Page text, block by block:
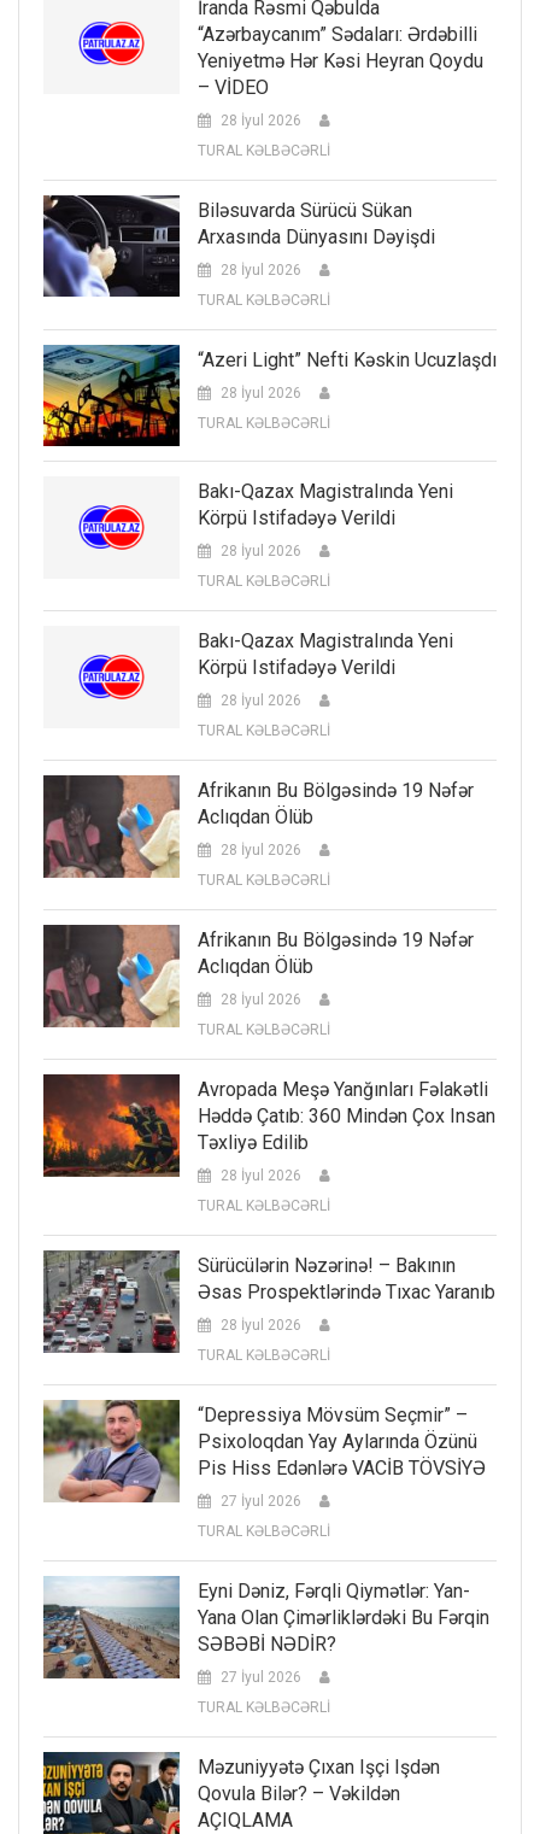
İranda Rəsmi Qəbulda
“Azərbaycanım” Sədaları: Ərdəbilli
Yeniyetmə Hər Kəsi Heyran Qoydu
– VİDEO
28 İyul 2026
TURAL KƏLBƏCƏRLİ
Biləsuvarda Sürücü Sükan
Arxasında Dünyasını Dəyişdi
28 İyul 2026
TURAL KƏLBƏCƏRLİ
“Azeri Light” Nefti Kəskin Ucuzlaşdı
28 İyul 2026
TURAL KƏLBƏCƏRLİ
Bakı-Qazax Magistralında Yeni
Körpü Istifadəyə Verildi
28 İyul 2026
TURAL KƏLBƏCƏRLİ
Bakı-Qazax Magistralında Yeni
Körpü Istifadəyə Verildi
28 İyul 2026
TURAL KƏLBƏCƏRLİ
Afrikanın Bu Bölgəsində 19 Nəfər
Aclıqdan Ölüb
28 İyul 2026
TURAL KƏLBƏCƏRLİ
Afrikanın Bu Bölgəsində 19 Nəfər
Aclıqdan Ölüb
28 İyul 2026
TURAL KƏLBƏCƏRLİ
Avropada Meşə Yanğınları Fəlakətli
Həddə Çatıb: 360 Mindən Çox Insan
Təxliyə Edilib
28 İyul 2026
TURAL KƏLBƏCƏRLİ
Sürücülərin Nəzərinə! – Bakının
Əsas Prospektlərində Tıxac Yaranıb
28 İyul 2026
TURAL KƏLBƏCƏRLİ
“Depressiya Mövsüm Seçmir” –
Psixoloqdan Yay Aylarında Özünü
Pis Hiss Edənlərə VACİB TÖVSİYƏ
27 İyul 2026
TURAL KƏLBƏCƏRLİ
Eyni Dəniz, Fərqli Qiymətlər: Yan-
Yana Olan Çimərliklərdəki Bu Fərqin
SƏBƏBİ NƏDİR?
27 İyul 2026
TURAL KƏLBƏCƏRLİ
Məzuniyyətə Çıxan Işçi Işdən
Qovula Bilər? – Vəkildən
AÇIQLAMA